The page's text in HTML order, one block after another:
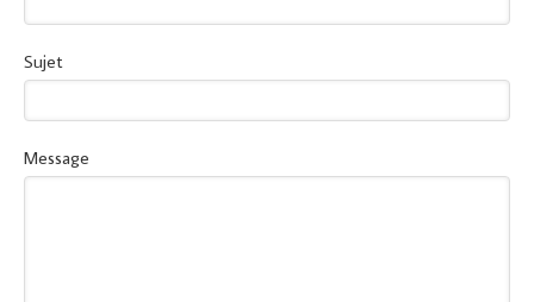
Sujet
Message